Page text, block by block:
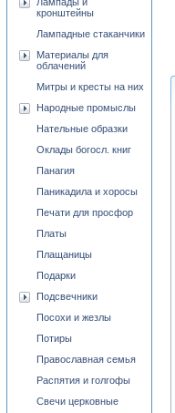
кронштейны
Лампадные стаканчики
Материалы для
облачений
Митры и кресты на них
Народные промыслы
Нательные образки
Оклады богосл. книг
Панагия
Паникадила и хоросы
Печати для просфор
Платы
Плащаницы
Подарки
Подсвечники
Посохи и жезлы
Потиры
Православная семья
Распятия и голгофы
Свечи церковные